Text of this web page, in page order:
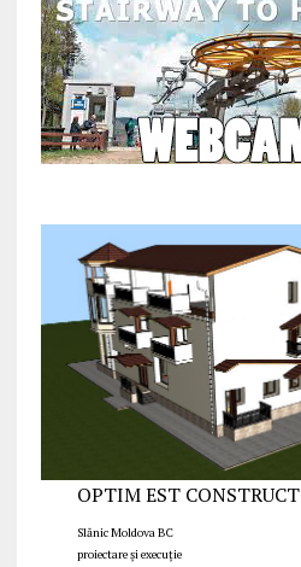
OPTIM EST CONSTRUCT
Slănic Moldova BC
proiectare și execuție